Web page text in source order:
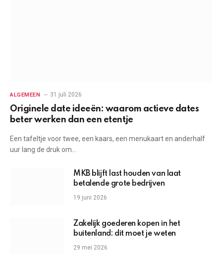
ALGEMEEN 31 juli 2026
Originele date ideeën: waarom actieve dates
beter werken dan een etentje
Een tafeltje voor twee, een kaars, een menukaart en anderhalf
uur lang de druk om…
MKB blijft last houden van laat
betalende grote bedrijven
19 juni 2026
Zakelijk goederen kopen in het
buitenland: dit moet je weten
29 mei 2026